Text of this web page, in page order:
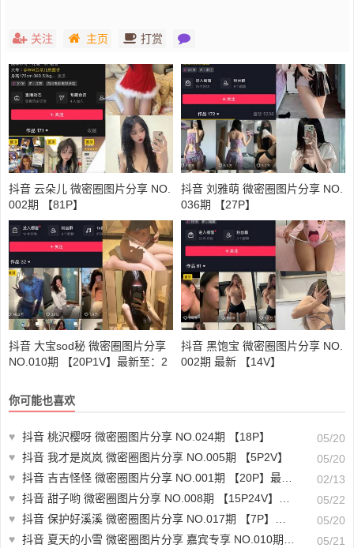
关注 主页 打赏
抖音 云朵儿 微密圈图片分享 NO.
002期 【81P】
抖音 刘雅萌 微密圈图片分享 NO.
036期 【27P】
抖音 大宝sod秘 微密圈图片分享
NO.010期 【20P1V】最新至：2
抖音 黑饱宝 微密圈图片分享 NO.
002期 最新 【14V】
你可能也喜欢
♥ 抖音 桃沢樱呀 微密圈图片分享 NO.024期 【18P】
05/20
♥ 抖音 我才是岚岚 微密圈图片分享 NO.005期 【5P2V】
05/20
♥ 抖音 吉吉怪怪 微密圈图片分享 NO.001期 【20P】最新至：2025.1.19
02/13
♥ 抖音 甜子哟 微密圈图片分享 NO.008期 【15P24V】最新至：2024.3.14
05/22
♥ 抖音 保护好溪溪 微密圈图片分享 NO.017期 【7P】最新至：2023.5.23
05/20
♥ 抖音 夏天的小雪 微密圈图片分享 嘉宾专享 NO.010期 【11P4V】最新至：2023.8.8 05/21